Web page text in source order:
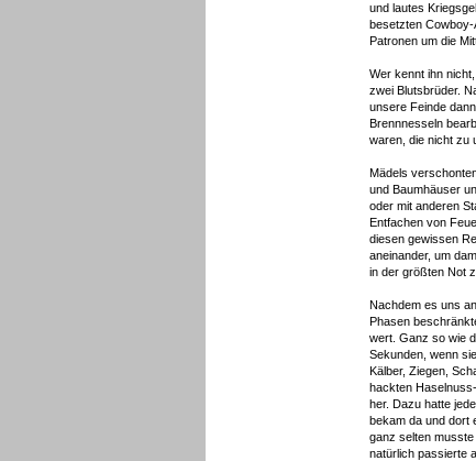
und lautes
besetzten
Patronen um die
Wer kennt ihn
zwei Blutsbrüder.
unsere Feinde
Brennnesseln
waren, die nicht zu
Mädels
und Baumhäuser
oder mit anderen
Entfachen von
diesen gewissen
aneinander, um
in der größten Not
Nachdem es uns
Phasen
wert. Ganz so wie
Sekunden, wenn
Kälber, Ziegen,
hackten
her. Dazu hatte
bekam da und dort
ganz selten
natürlich passierte